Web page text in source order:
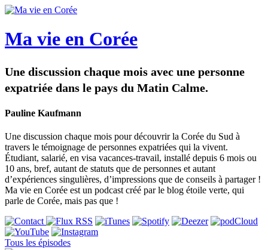
Ma vie en Corée
Une discussion chaque mois avec une personne
expatriée dans le pays du Matin Calme.
Pauline Kaufmann
Une discussion chaque mois pour découvrir la Corée du Sud à
travers le témoignage de personnes expatriées qui la vivent.
Étudiant, salarié, en visa vacances-travail, installé depuis 6 mois ou
10 ans, bref, autant de statuts que de personnes et autant
d’expériences singulières, d’impressions que de conseils à partager !
Ma vie en Corée est un podcast créé par le blog étoile verte, qui
parle de Corée, mais pas que !
Tous les épisodes